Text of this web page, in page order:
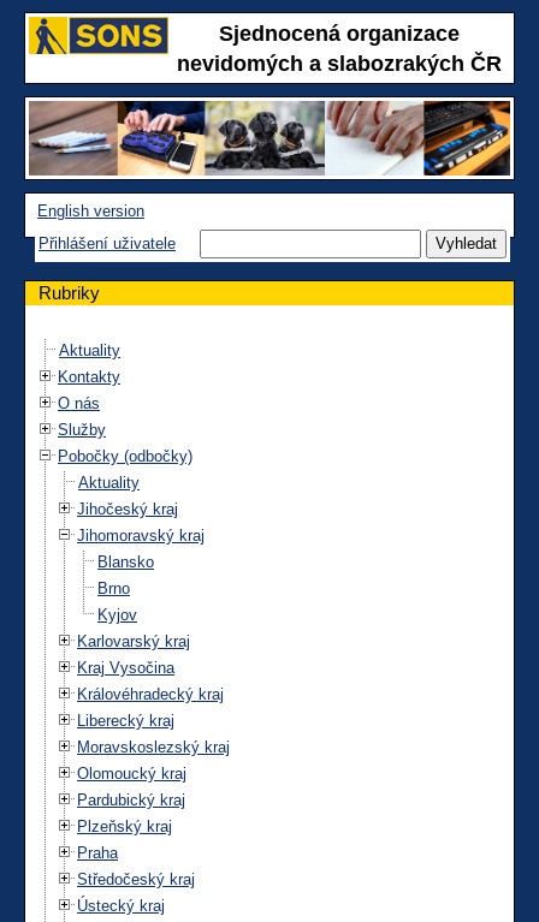
Sjednocená organizace
nevidomých a slabozrakých ČR
English version
Přihlášení uživatele
Rubriky
Aktuality
Kontakty
O nás
Služby
Pobočky (odbočky)
Aktuality
Jihočeský kraj
Jihomoravský kraj
Blansko
Brno
Kyjov
Karlovarský kraj
Kraj Vysočina
Královéhradecký kraj
Liberecký kraj
Moravskoslezský kraj
Olomoucký kraj
Pardubický kraj
Plzeňský kraj
Praha
Středočeský kraj
Ústecký kraj